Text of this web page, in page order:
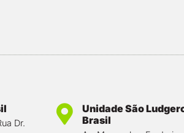
Dr.
Unidade São
Brasil